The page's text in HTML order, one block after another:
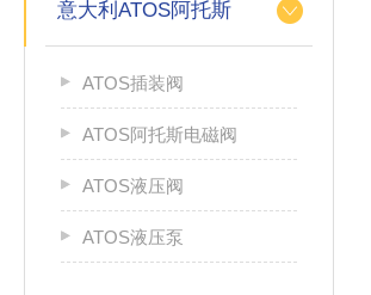
意大利ATOS阿托斯
ATOS插装阀
ATOS阿托斯电磁阀
ATOS液压阀
ATOS液压泵